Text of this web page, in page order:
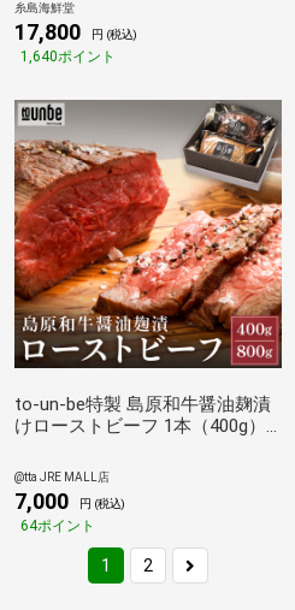
糸島海鮮堂
17,800 円 (税込)
1,640ポイント
to-un-be特製 島原和牛醤油麹漬
けローストビーフ 1本（400g）
@tta JRE MALL店
7,000 円 (税込)
64ポイント
1 2